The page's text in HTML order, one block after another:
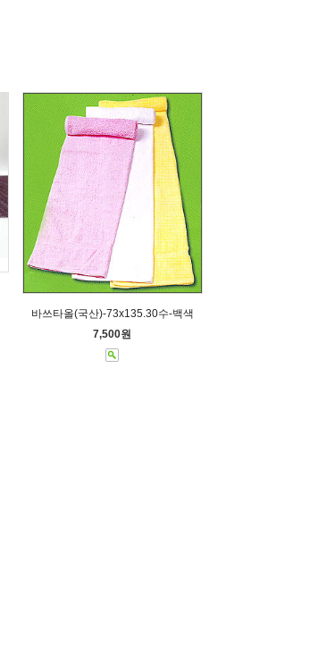
바쓰타올(국산)-73x135.30수-백색
7,500원